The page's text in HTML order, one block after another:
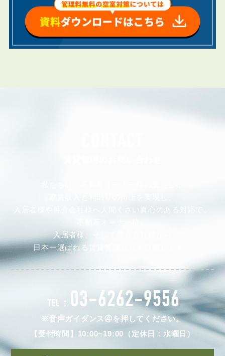
入居者様や仲介会社様へ人間くさい真心のある対応で、
入居者様、そして仲介会社様から
日本一選ばれる賃貸管理会社を目指します。
TEL： 03-6262-9556
※音声ガイダンス④を押してください。
【受付時間】10:00~19:00（定休日：水曜日）